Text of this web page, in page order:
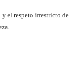
y el respeto irrestricto de